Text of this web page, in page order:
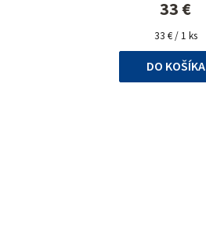
33 €
Jednotková
cena:
33 € / 1 ks
DO KOŠÍKA